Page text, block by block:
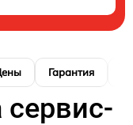
Гарантия